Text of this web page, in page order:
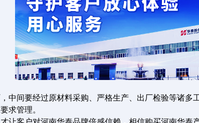
中间要经过原材料采购、严格生产、出厂检验等诸多
求管理。